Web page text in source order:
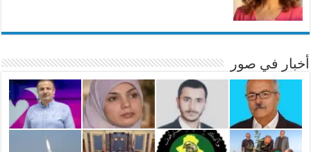
أخبار في صور